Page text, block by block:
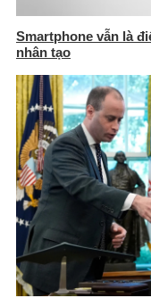
Smartphone vẫn là
nhân tạo